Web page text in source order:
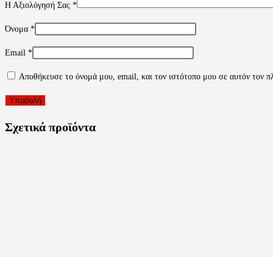
Η Αξιολόγησή Σας *
Όνομα *
Email *
Αποθήκευσε το όνομά μου, email, και τον ιστότοπο μου σε αυτόν τον
Σχετικά προϊόντα